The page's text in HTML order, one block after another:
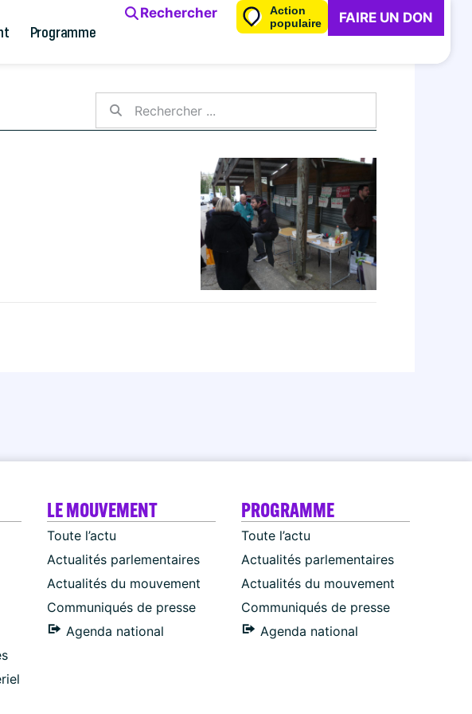
Programme
Rechercher
Action
populaire
FAIRE UN DON
LE MOUVEMENT
Toute l’actu
Actualités parlementaires
Actualités du mouvement
Communiqués de presse
Agenda national
PROGRAMME
Toute l’actu
Actualités parlementaires
Actualités du mouvement
Communiqués de presse
Agenda national